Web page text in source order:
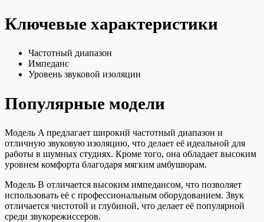
Ключевые характеристики
Частотный диапазон
Импеданс
Уровень звуковой изоляции
Популярные модели
Модель A предлагает широкий частотный диапазон и
отличную звуковую изоляцию, что делает её идеальной для
работы в шумных студиях. Кроме того, она обладает высоким
уровнем комфорта благодаря мягким амбушюрам.
Модель B отличается высоким импедансом, что позволяет
использовать её с профессиональным оборудованием. Звук
отличается чистотой и глубиной, что делает её популярной
среди звукорежиссеров.